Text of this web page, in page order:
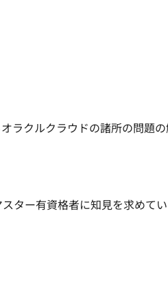
ラクルクラウドの諸所の問題
ター有資格者に知見を求めてい